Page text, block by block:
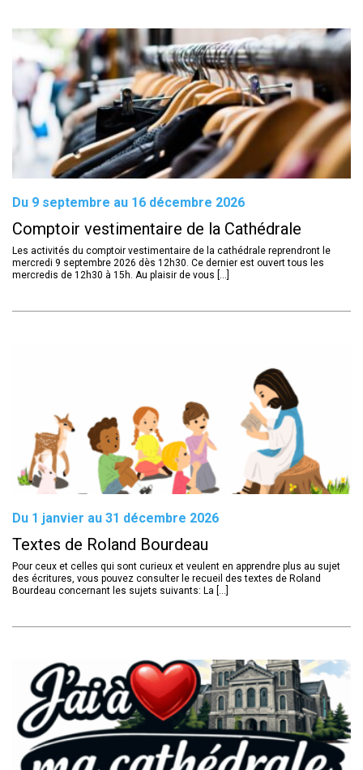
Du 9 septembre au 16 décembre 2026
Comptoir vestimentaire de la Cathédrale
Les activités du comptoir vestimentaire de la cathédrale reprendront le
mercredi 9 septembre 2026 dès 12h30. Ce dernier est ouvert tous les
mercredis de 12h30 à 15h. Au plaisir de vous [...]
Du 1 janvier au 31 décembre 2026
Textes de Roland Bourdeau
Pour ceux et celles qui sont curieux et veulent en apprendre plus au sujet
des écritures, vous pouvez consulter le recueil des textes de Roland
Bourdeau concernant les sujets suivants: La [...]